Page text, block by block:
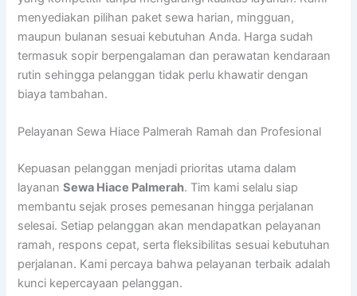
menyediakan pilihan paket sewa harian, mingguan,
maupun bulanan sesuai kebutuhan Anda. Harga sudah
termasuk sopir berpengalaman dan perawatan kendaraan
rutin sehingga pelanggan tidak perlu khawatir dengan
biaya tambahan.
Pelayanan Sewa Hiace Palmerah Ramah dan Profesional
Kepuasan pelanggan menjadi prioritas utama dalam
layananSewa Hiace Palmerah. Tim kami selalu siap
membantu sejak proses pemesanan hingga perjalanan
selesai. Setiap pelanggan akan mendapatkan pelayanan
ramah, respons cepat, serta fleksibilitas sesuai kebutuhan
perjalanan. Kami percaya bahwa pelayanan terbaik adalah
kunci kepercayaan pelanggan.